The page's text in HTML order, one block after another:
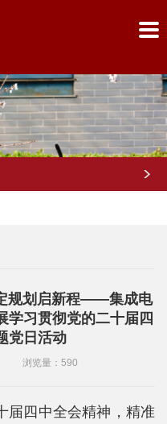
规划启新程——集成电
学习贯彻党的二十届四
党日活动
浏览量： 590
届四中全会精神，精准